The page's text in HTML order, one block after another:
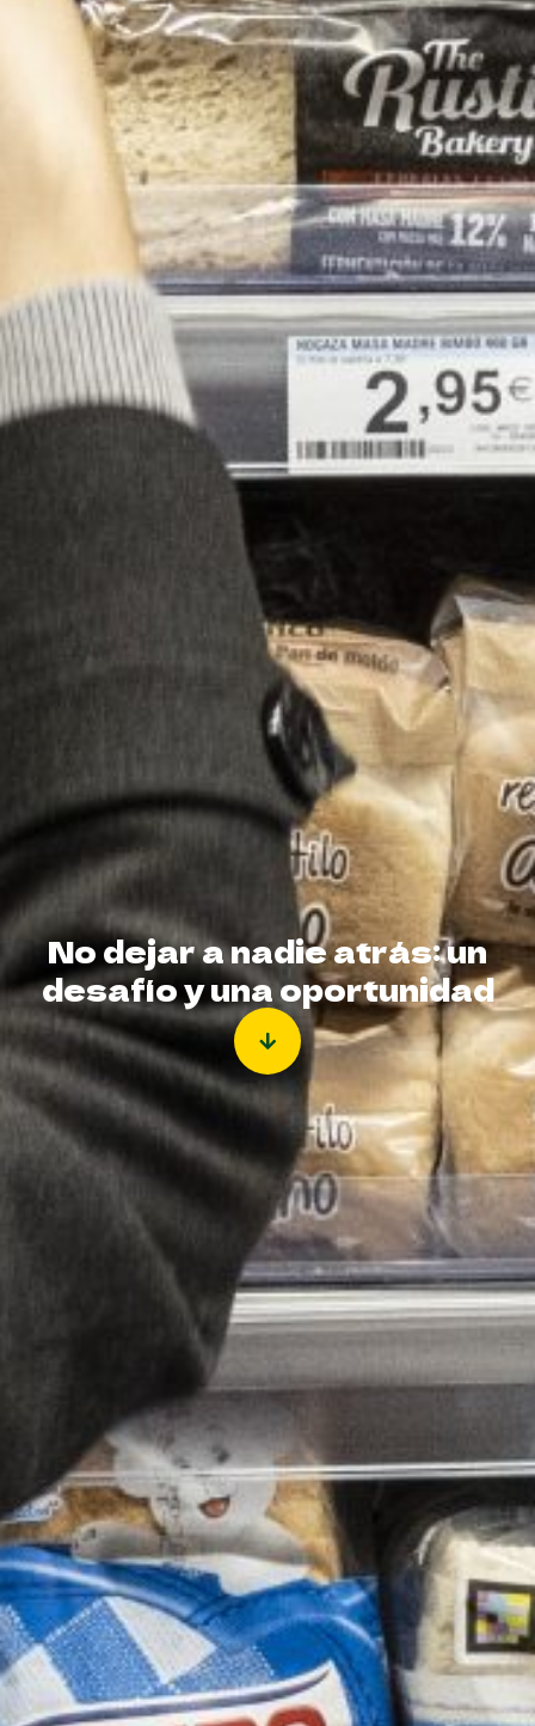
No dejar a nadie atrás: un
desafío y una oportunidad